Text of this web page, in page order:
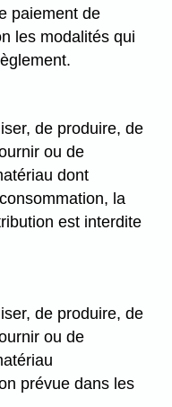
paiement de
les modalités qui
de produire, de
ou de
dont
la
est interdite
de produire, de
ou de
prévue dans les